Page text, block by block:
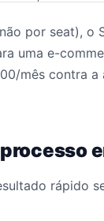
por seat), o
uma e-
mês contra
rápido